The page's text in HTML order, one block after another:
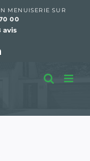
MENUISERIE SUR
00
avis
LinkedIn